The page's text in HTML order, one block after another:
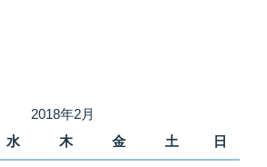
2018年2月
水 木 金 土 日